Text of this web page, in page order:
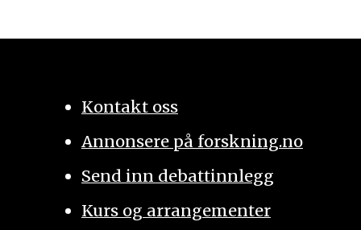
Kontakt oss
Annonsere på forskning.no
Send inn debattinnlegg
Kurs og arrangementer